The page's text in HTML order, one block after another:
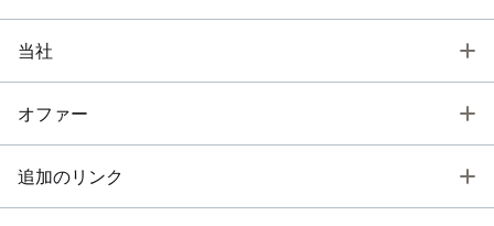
当社
オファー
追加のリンク